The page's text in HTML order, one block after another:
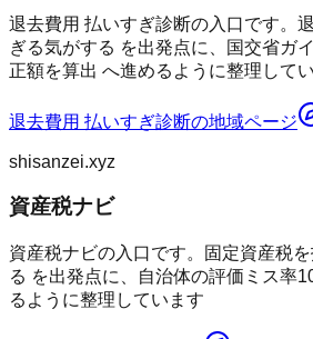
退去費用 払いすぎ診断の入口です。
ぎる気がする を出発点に、国交省ガ
正額を算出 へ進めるように整理して
退去費用 払いすぎ診断の地域ページ
shisanzei.xyz
資産税ナビ
資産税ナビの入口です。固定資産税
る を出発点に、自治体の評価ミス率
るように整理しています